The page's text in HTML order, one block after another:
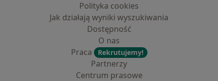
Polityka cookies
Jak działają wyniki wyszukiwania
Dostępność
O nas
Praca
Rekrutujemy!
Partnerzy
Centrum prasowe